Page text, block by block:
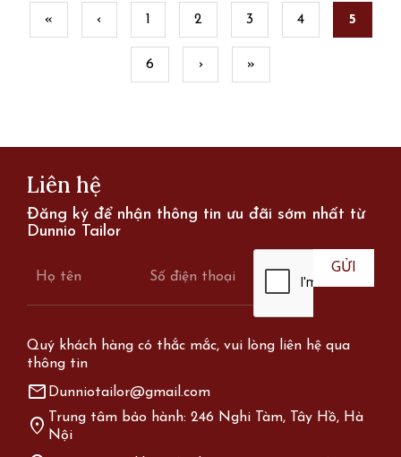
Pages
« ‹ 1 2 3 4 5
6 › »
Liên hệ
Đăng ký để nhận thông tin ưu đãi sớm nhất từ
Dunnio Tailor
Quý khách hàng có thắc mắc, vui lòng liên hệ qua
thông tin
mail Dunniotailor@gmail.com
location_on Trung tâm bảo hành: 246 Nghi Tàm, Tây Hồ, Hà
Nội